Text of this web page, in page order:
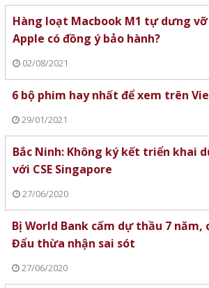
Hàng loạt Macbook M1 tự dưng
Apple có đồng ý bảo hành?
02/08/2021
6 bộ phim hay nhất để xem trên
29/01/2021
Bắc Ninh: Không ký kết triển khai
với CSE Singapore
27/06/2020
Bị World Bank cấm dự thầu 7 năm,
Đẩu thừa nhận sai sót
27/06/2020